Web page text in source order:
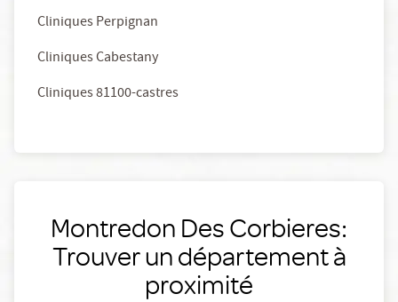
Cliniques Perpignan
Cliniques Cabestany
Cliniques 81100-castres
Montredon Des Corbieres:
Trouver un département à
proximité